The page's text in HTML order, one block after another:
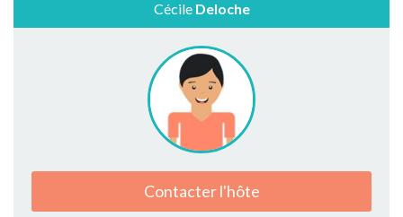
Cécile Deloche
Contacter l'hôte